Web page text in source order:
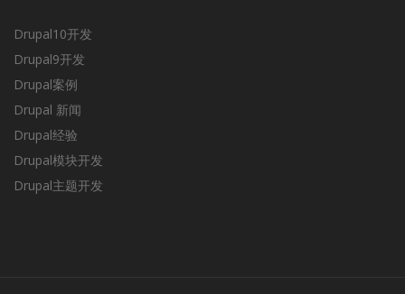
Drupal10开发
Drupal9开发
Drupal案例
Drupal 新闻
Drupal经验
Drupal模块开发
Drupal主题开发